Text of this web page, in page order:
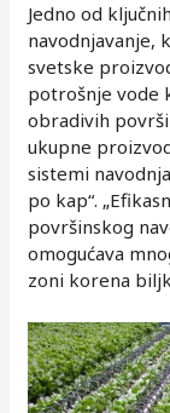
Jedno od
navodnjavanje,
svetske
potrošnje vode
obradivih
ukupne
sistemi
po kap“.
površinskog
omogućava
zoni korena